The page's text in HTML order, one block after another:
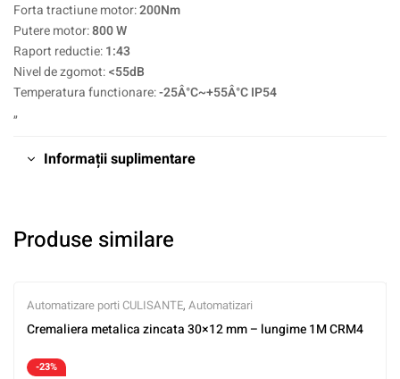
Forta tractiune motor:200Nm
Putere motor:800 W
Raport reductie:1:43
Nivel de zgomot:<55dB
Temperatura functionare:-25Â°C~+55Â°C IP54
„
Informații suplimentare
Produse similare
Automatizare porti CULISANTE, Automatizari
Cremaliera metalica zincata 30×12 mm – lungime 1M CRM4
-23%